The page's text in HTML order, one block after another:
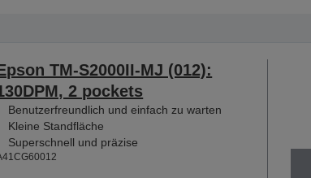
TM-S2000II-MJ (012):
2 pockets
Benutzerfreundlich und einfach zu warten
Kleine Standfläche
Superschnell und präzise